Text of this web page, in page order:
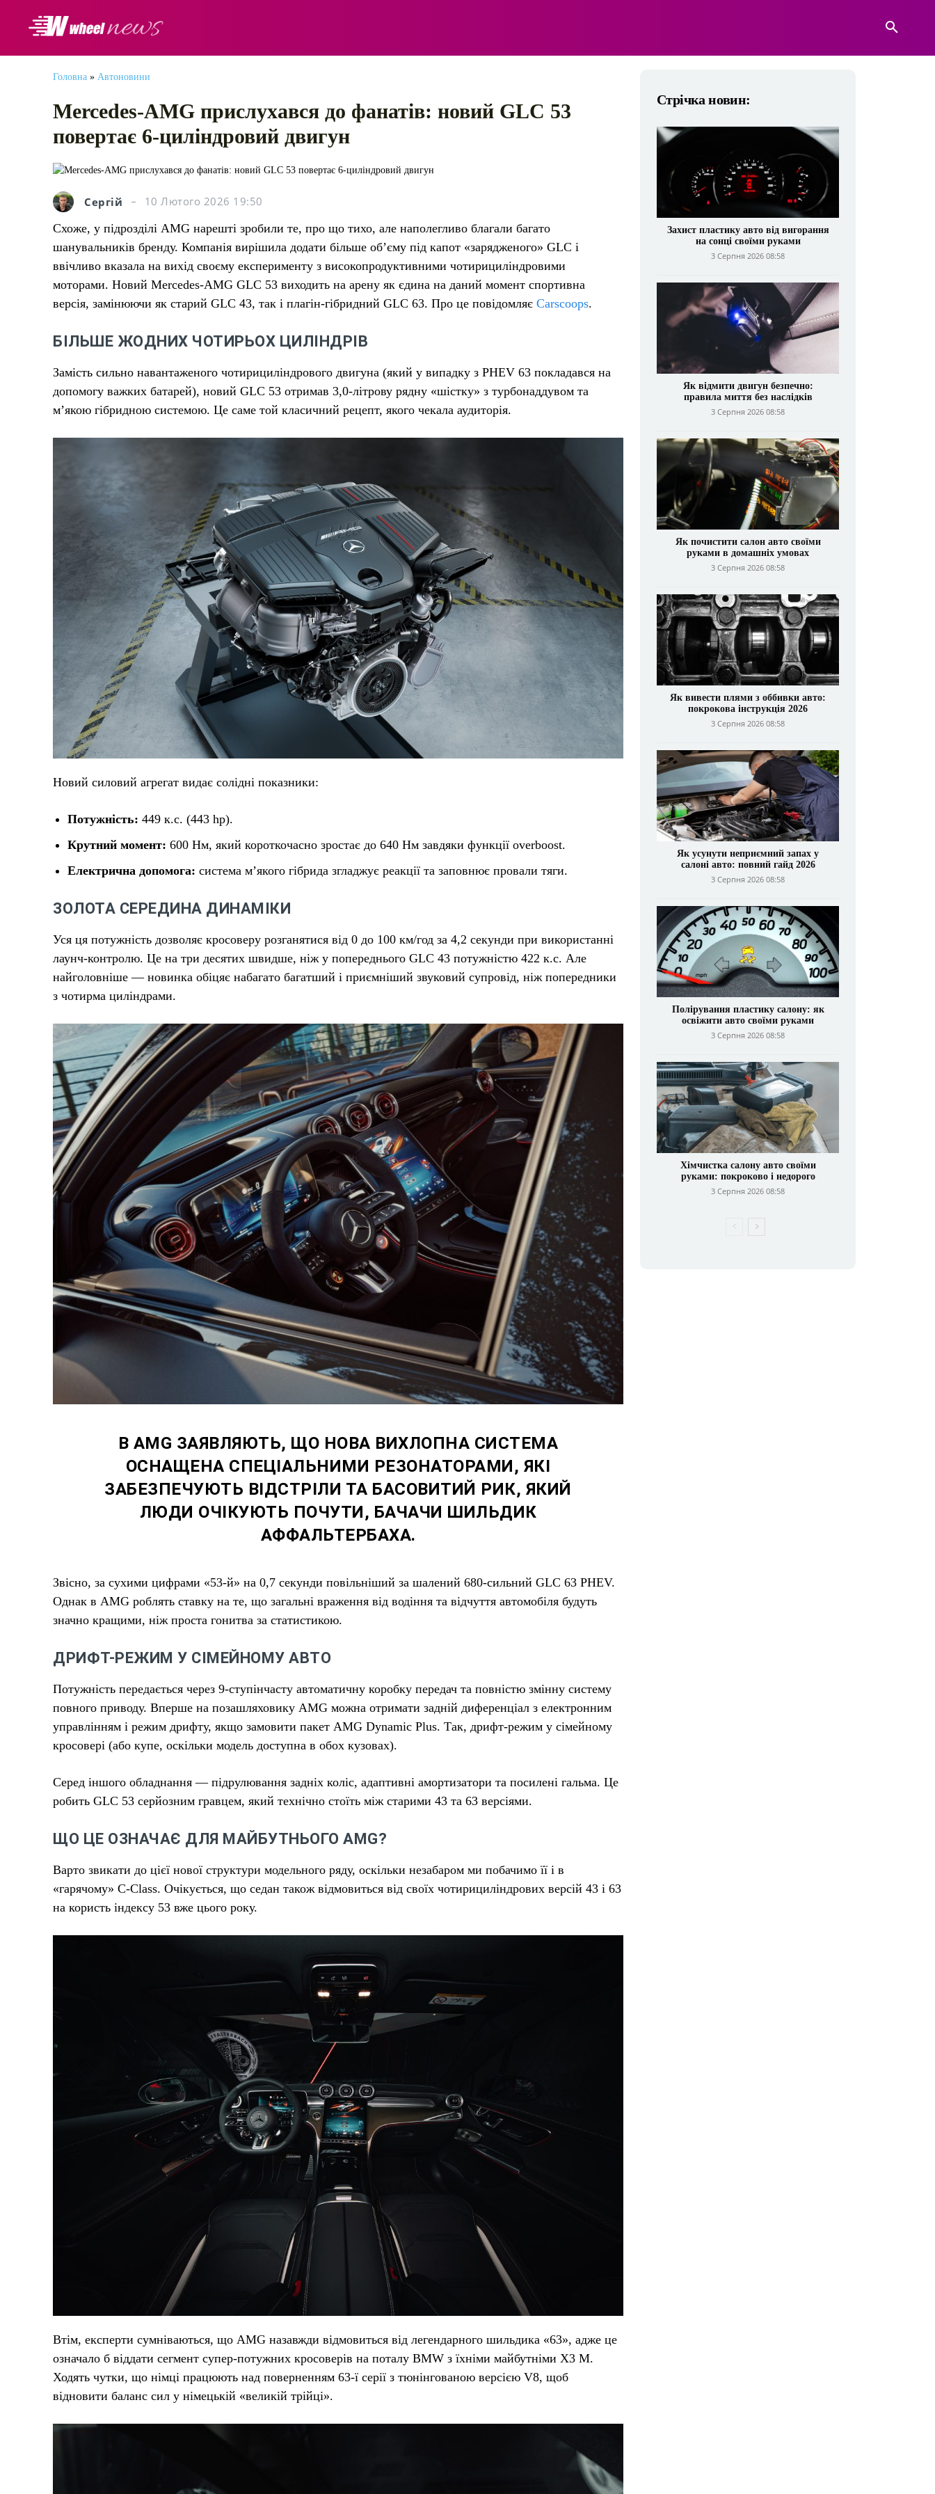
Головна » Автоновини
Mercedes-AMG прислухався до фанатів: новий GLC 53
повертає 6-циліндровий двигун
Сергій
10 Лютого 2026 19:50
Схоже, у підрозділі AMG нарешті зробили те, про що тихо, але наполегливо благали багато
шанувальників бренду. Компанія вирішила додати більше об’єму під капот «зарядженого» GLC і
ввічливо вказала на вихід своєму експерименту з високопродуктивними чотирициліндровими
моторами. Новий Mercedes-AMG GLC 53 виходить на арену як єдина на даний момент спортивна
версія, замінюючи як старий GLC 43, так і плагін-гібридний GLC 63. Про це повідомляє Carscoops.
БІЛЬШЕ ЖОДНИХ ЧОТИРЬОХ ЦИЛІНДРІВ
Замість сильно навантаженого чотирициліндрового двигуна (який у випадку з PHEV 63 покладався на
допомогу важких батарей), новий GLC 53 отримав 3,0-літрову рядну «шістку» з турбонаддувом та
м’якою гібридною системою. Це саме той класичний рецепт, якого чекала аудиторія.
Новий силовий агрегат видає солідні показники:
Потужність: 449 к.с. (443 hp).
Крутний момент: 600 Нм, який короткочасно зростає до 640 Нм завдяки функції overboost.
Електрична допомога: система м’якого гібрида згладжує реакції та заповнює провали тяги.
ЗОЛОТА СЕРЕДИНА ДИНАМІКИ
Уся ця потужність дозволяє кросоверу розганятися від 0 до 100 км/год за 4,2 секунди при використанні
лаунч-контролю. Це на три десятих швидше, ніж у попереднього GLC 43 потужністю 422 к.с. Але
найголовніше — новинка обіцяє набагато багатший і приємніший звуковий супровід, ніж попередники
з чотирма циліндрами.
В AMG ЗАЯВЛЯЮТЬ, ЩО НОВА ВИХЛОПНА СИСТЕМА
ОСНАЩЕНА СПЕЦІАЛЬНИМИ РЕЗОНАТОРАМИ, ЯКІ
ЗАБЕЗПЕЧУЮТЬ ВІДСТРІЛИ ТА БАСОВИТИЙ РИК, ЯКИЙ
ЛЮДИ ОЧІКУЮТЬ ПОЧУТИ, БАЧАЧИ ШИЛЬДИК
АФФАЛЬТЕРБАХА.
Звісно, за сухими цифрами «53-й» на 0,7 секунди повільніший за шалений 680-сильний GLC 63 PHEV.
Однак в AMG роблять ставку на те, що загальні враження від водіння та відчуття автомобіля будуть
значно кращими, ніж проста гонитва за статистикою.
ДРИФТ-РЕЖИМ У СІМЕЙНОМУ АВТО
Потужність передається через 9-ступінчасту автоматичну коробку передач та повністю змінну систему
повного приводу. Вперше на позашляховику AMG можна отримати задній диференціал з електронним
управлінням і режим дрифту, якщо замовити пакет AMG Dynamic Plus. Так, дрифт-режим у сімейному
кросовері (або купе, оскільки модель доступна в обох кузовах).
Серед іншого обладнання — підрулювання задніх коліс, адаптивні амортизатори та посилені гальма. Це
робить GLC 53 серйозним гравцем, який технічно стоїть між старими 43 та 63 версіями.
ЩО ЦЕ ОЗНАЧАЄ ДЛЯ МАЙБУТНЬОГО AMG?
Варто звикати до цієї нової структури модельного ряду, оскільки незабаром ми побачимо її і в
«гарячому» C-Class. Очікується, що седан також відмовиться від своїх чотирициліндрових версій 43 і 63
на користь індексу 53 вже цього року.
Втім, експерти сумніваються, що AMG назавжди відмовиться від легендарного шильдика «63», адже це
означало б віддати сегмент супер-потужних кросоверів на поталу BMW з їхніми майбутніми X3 M.
Ходять чутки, що німці працюють над поверненням 63-ї серії з тюнінгованою версією V8, щоб
відновити баланс сил у німецькій «великій трійці».
Стрічка новин:
Захист пластику авто від вигорання
на сонці своїми руками
3 Серпня 2026 08:58
Як відмити двигун безпечно:
правила миття без наслідків
3 Серпня 2026 08:58
Як почистити салон авто своїми
руками в домашніх умовах
3 Серпня 2026 08:58
Як вивести плями з оббивки авто:
покрокова інструкція 2026
3 Серпня 2026 08:58
Як усунути неприємний запах у
салоні авто: повний гайд 2026
3 Серпня 2026 08:58
Полірування пластику салону: як
освіжити авто своїми руками
3 Серпня 2026 08:58
Хімчистка салону авто своїми
руками: покроково і недорого
3 Серпня 2026 08:58